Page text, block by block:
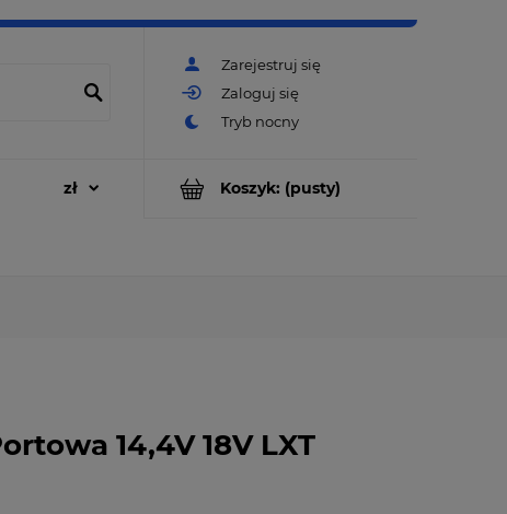
Zarejestruj się
Zaloguj się
Koszyk: (pusty)
14,4V 18V LXT